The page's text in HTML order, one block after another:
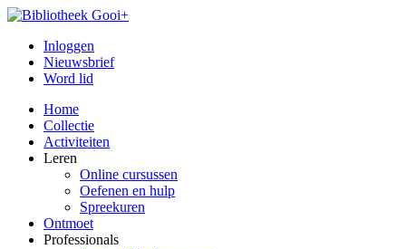
Inloggen
Nieuwsbrief
Word lid
Home
Collectie
Activiteiten
Leren
Online cursussen
Oefenen en hulp
Spreekuren
Ontmoet
Professionals